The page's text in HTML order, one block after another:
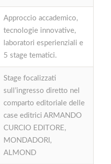
Approccio accademico,
tecnologie innovative,
laboratori esperienziali e
5 stage tematici.
Stage focalizzati
sull’ingresso diretto nel
comparto editoriale delle
case editrici ARMANDO
CURCIO EDITORE,
MONDADORI,
ALMOND